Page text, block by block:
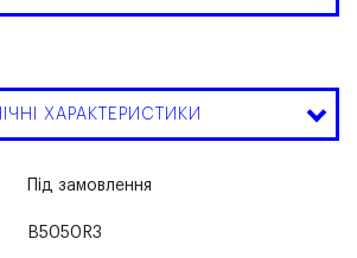
ХАРАКТЕРИСТИКИ
Під замовлення
B5050R3